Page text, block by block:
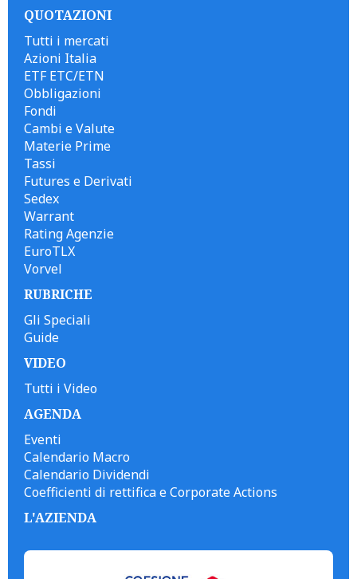
QUOTAZIONI
Tutti i mercati
Azioni Italia
ETF ETC/ETN
Obbligazioni
Fondi
Cambi e Valute
Materie Prime
Tassi
Futures e Derivati
Sedex
Warrant
Rating Agenzie
EuroTLX
Vorvel
RUBRICHE
Gli Speciali
Guide
VIDEO
Tutti i Video
AGENDA
Eventi
Calendario Macro
Calendario Dividendi
Coefficienti di rettifica e Corporate Actions
L'AZIENDA